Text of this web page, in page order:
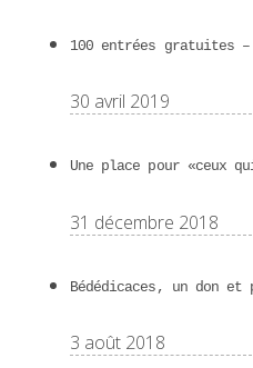
100 entrées gratuites –
30 avril 2019
Une place pour «ceux
31 décembre 2018
Bédédicaces, un don et
3 août 2018